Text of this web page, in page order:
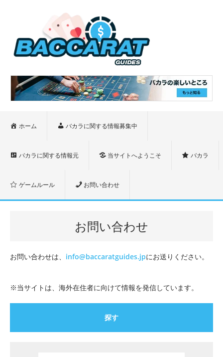
ホーム バカラに関する情報募集中
バカラに関する情報元 当サイトへようこそ バカラ
ゲームルール お問い合わせ
お問い合わせ
お問い合わせは、 info@baccaratguides.jpにお送りください。
※当サイトは、海外在住者に向けて情報を発信しています。
探す